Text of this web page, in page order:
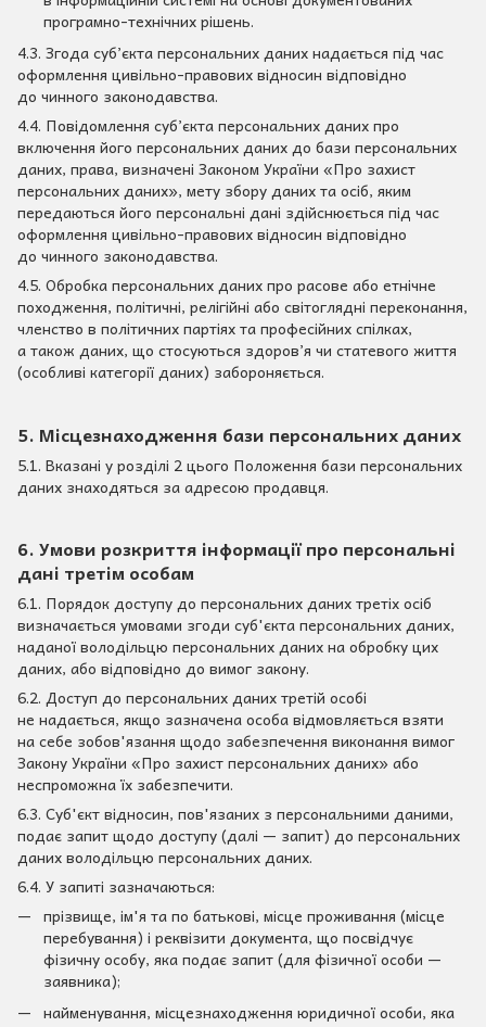
програмно-технічних рішень.
4.3. Згода суб’єкта персональних даних надається під час
оформлення цивільно-правових відносин відповідно
до чинного законодавства.
4.4. Повідомлення суб’єкта персональних даних про
включення його персональних даних до бази персональних
даних, права, визначені Законом України «Про захист
персональних даних», мету збору даних та осіб, яким
передаються його персональні дані здійснюється під час
оформлення цивільно-правових відносин відповідно
до чинного законодавства.
4.5. Обробка персональних даних про расове або етнічне
походження, політичні, релігійні або світоглядні переконання,
членство в політичних партіях та професійних спілках,
а також даних, що стосуються здоров’я чи статевого життя
(особливі категорії даних) забороняється.
5. Місцезнаходження бази персональних даних
5.1. Вказані у розділі 2 цього Положення бази персональних
даних знаходяться за адресою продавця.
6. Умови розкриття інформації про персональні
дані третім особам
6.1. Порядок доступу до персональних даних третіх осіб
визначається умовами згоди суб'єкта персональних даних,
наданої володільцю персональних даних на обробку цих
даних, або відповідно до вимог закону.
6.2. Доступ до персональних даних третій особі
не надається, якщо зазначена особа відмовляється взяти
на себе зобов'язання щодо забезпечення виконання вимог
Закону України «Про захист персональних даних» або
неспроможна їх забезпечити.
6.3. Суб'єкт відносин, пов'язаних з персональними даними,
подає запит щодо доступу (далі — запит) до персональних
даних володільцю персональних даних.
6.4. У запиті зазначаються:
прізвище, ім'я та по батькові, місце проживання (місце
перебування) і реквізити документа, що посвідчує
фізичну особу, яка подає запит (для фізичної особи —
заявника);
найменування, місцезнаходження юридичної особи, яка